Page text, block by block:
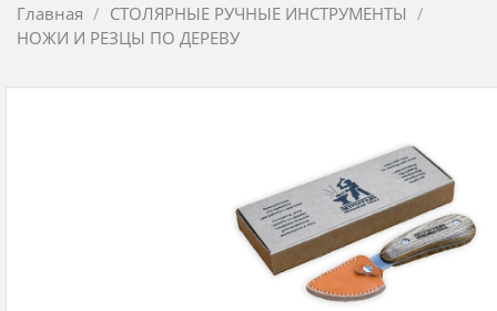
Главная
СТОЛЯРНЫЕ РУЧНЫЕ ИНСТРУМЕНТЫ
НОЖИ И РЕЗЦЫ ПО ДЕРЕВУ